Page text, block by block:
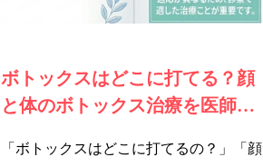
ボトックスはどこに打てる？顔
と体のボトックス治療を医師が
「ボトックスはどこに打てるの？」「顔